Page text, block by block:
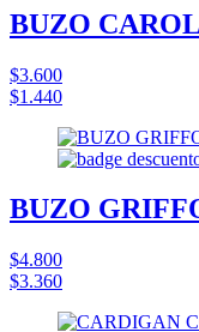
BUZO
$3.600
$1.440
BUZO
$4.800
$3.360